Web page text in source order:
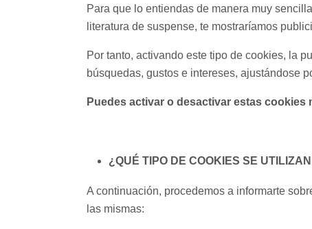
Para que lo entiendas de manera muy
literatura de suspense, te mostraríamos
Por tanto, activando este tipo de cookies, la
búsquedas, gustos e intereses, ajustándose
Puedes activar o desactivar estas
¿QUÉ TIPO DE COOKIES SE
A continuación, procedemos a informarte
las mismas: